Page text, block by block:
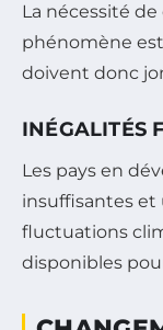
La nécessité
phénomène
doivent donc
INÉGALITÉS
Les pays en
insuffisantes et
fluctuations
disponibles